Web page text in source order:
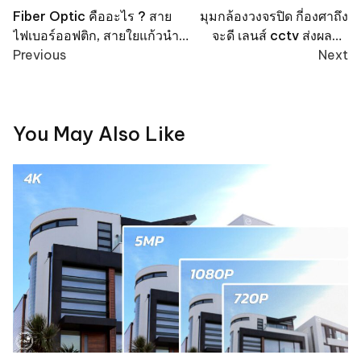
Post
navigation
Fiber Optic คืออะไร ? สาย
ไฟเบอร์ออฟติก, สายใยแก้วนํา
แสง ทำหน้าที่อย่างไร
Previous
มุมกล้องวงจรปิด กี่องศาถึง
จะดี เลนส์ cctv ส่งผลต่อ
มุมกล้องอย่างไร
Next
You May Also Like